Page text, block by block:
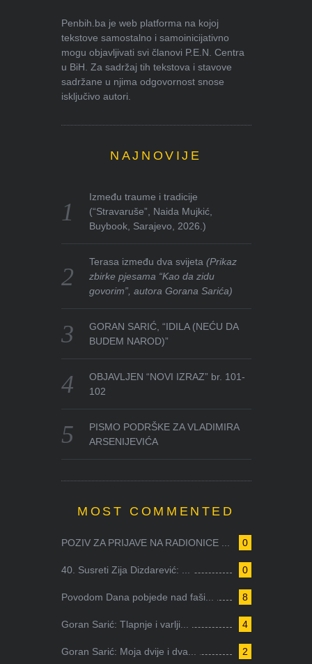
Penbih.ba je web platforma na kojoj
tekstove samostalno i samoinicijativno
mogu objavljivati svi članovi P.E.N. Centra
u BiH. Za sadržaj tih tekstova i stavove
sadržane u njima odgovornost snose
isključivo autori.
NAJNOVIJE
Između traume i tradicije
(“Stravaruše”, Naida Mujkić,
Buybook, Sarajevo, 2026.)
Terasa između dva svijeta(Prikaz
zbirke pjesama “Kao da zidu
govorim”, autora Gorana Sarića)
GORAN SARIĆ, “IDILA (NEĆU DA
BUDEM NAROD)”
OBJAVLJEN “NOVI IZRAZ” br. 101-
102
PISMO PODRŠKE ZA VLADIMIRA
ARSENIJEVIĆA
MOST COMMENTED
0
POZIV ZA PRIJAVE NA RADIONICE ...
0
40. Susreti Zija Dizdarević: ...
8
Povodom Dana pobjede nad faši...
4
Goran Sarić: Tlapnje i varlji...
2
Goran Sarić: Moja dvije i dva...